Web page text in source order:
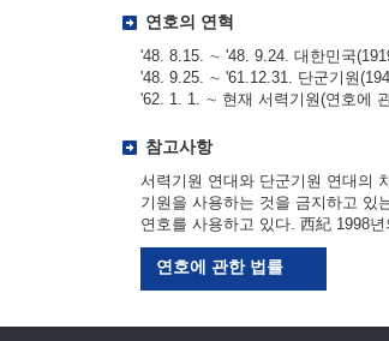
연호의 연혁
'48. 8.15. ∼ '48. 9.24. 대한민국
'48. 9.25. ∼ '61.12.31. 단군기원
'62. 1. 1. ∼ 현재 서력기원(연호에
참고사항
서력기원 연대와 단군기원 연대의
기원을 사용하는 것을 금지하고 있
연호를 사용하고 있다. 西紀 1998
연호에 관한 법률